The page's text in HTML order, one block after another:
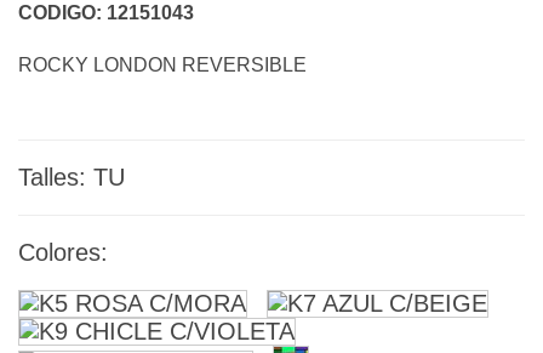
CODIGO: 12151043
ROCKY LONDON REVERSIBLE
Talles: TU
Colores: